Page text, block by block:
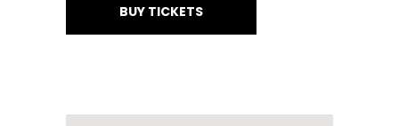
BUY TICKETS